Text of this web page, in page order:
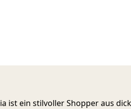
ist ein stilvoller Shopper aus